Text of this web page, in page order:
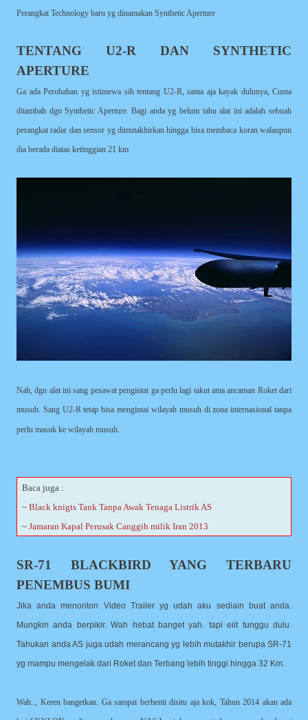
Perangkat Technology baru yg dinamakan Synthetic Aperture
TENTANG U2-R DAN SYNTHETIC
APERTURE
Ga ada Perubahan yg istimewa sih tentang U2-R, sama aja kayak dulunya, Cuma
ditambah dgn Synthetic Aperture. Bagi anda yg belum tahu alat ini adalah sebuah
perangkat radar dan sensor yg dimutakhirkan hingga bisa membaca koran walaupun
dia berada diatas ketinggian 21 km
Nah, dgn alat ini sang pesawat pengintai ga perlu lagi takut ama ancaman Roket dari
musuh. Sang U2-R tetap bisa mengintai wilayah musuh di zona internasional tanpa
perlu masuk ke wilayah musuh.
Baca juga :
~Black knigts Tank Tanpa Awak Tenaga Listrik AS
~Jamaran Kapal Perusak Canggih milik Iran 2013
SR-71 BLACKBIRD YANG TERBARU
PENEMBUS BUMI
Jika anda menonton Video Trailer yg udah aku sediain buat anda.
Mungkin anda berpikir. Wah hebat banget yah. tapi eiit tunggu dulu.
Tahukan anda AS juga udah merancang yg lebih mutakhir berupa SR-71
yg mampu mengelak dari Roket dan Terbang lebih tinggi hingga 32 Km.
Wah.., Keren bangetkan. Ga sampai berhenti disitu aja kok, Tahun 2014 akan ada